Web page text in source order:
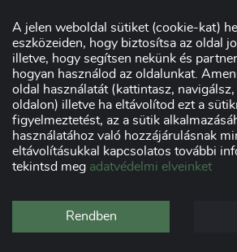
A jelen weboldal sütiket (cookie-kat)
eszközeiden, hogy biztosítsa az oldal
illetve, hogy segítsen nekünk és
hogyan használod az oldalunkat.
oldal használatát (kattintasz,
oldalon) illetve ha eltávolítod ezt a
figyelmeztetést, az a sütik
használatához való hozzájárulásnak
eltávolításukkal kapcsolatos további
tekintsd meg adatvédelmi elveinket
Rendben
Impresszum
Kereskedőknek